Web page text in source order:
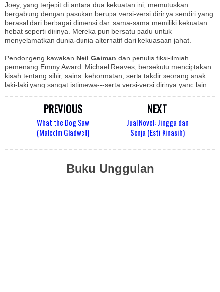
Joey, yang terjepit di antara dua kekuatan ini, memutuskan
bergabung dengan pasukan berupa versi-versi dirinya sendiri yang
berasal dari berbagai dimensi dan sama-sama memiliki kekuatan
hebat seperti dirinya. Mereka pun bersatu padu untuk
menyelamatkan dunia-dunia alternatif dari kekuasaan jahat.
Pendongeng kawakan Neil Gaiman dan penulis fiksi-ilmiah
pemenang Emmy Award, Michael Reaves, bersekutu menciptakan
kisah tentang sihir, sains, kehormatan, serta takdir seorang anak
laki-laki yang sangat istimewa---serta versi-versi dirinya yang lain.
NEXT
Jual Novel: Jingga dan
Senja (Esti Kinasih)
PREVIOUS
What the Dog Saw
(Malcolm Gladwell)
Buku Unggulan